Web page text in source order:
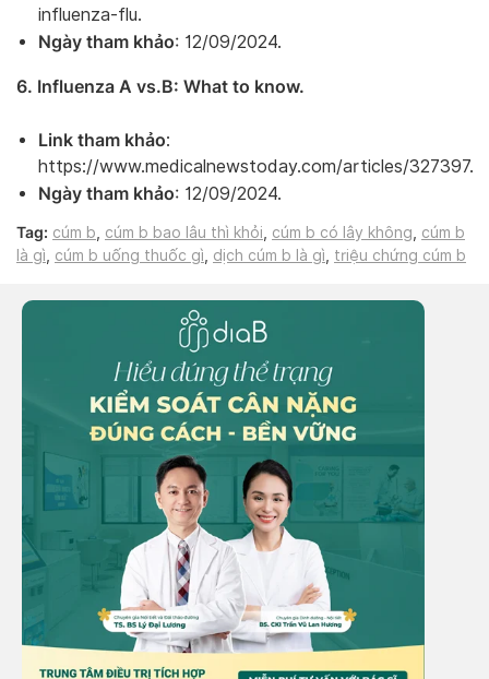
influenza-flu.
Ngày tham khảo: 12/09/2024.
6. Influenza A vs.B: What to know.
Link tham khảo:
https://www.medicalnewstoday.com/articles/327397.
Ngày tham khảo: 12/09/2024.
Tag: cúm b cúm b bao lâu thì khỏi cúm b có lây không
cúm b
là gì
cúm b uống thuốc gì dịch cúm b là gì triệu chứng cúm b